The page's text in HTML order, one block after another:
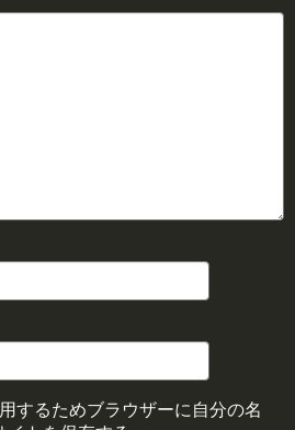
するためブラウザーに自分の名